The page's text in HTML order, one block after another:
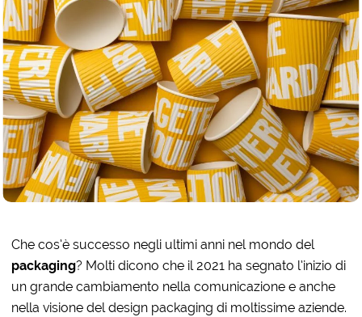
Che cos’è successo negli ultimi anni nel mondo del
packaging? Molti dicono che il 2021 ha segnato l’inizio di
un grande cambiamento nella comunicazione e anche
nella visione del design packaging di moltissime aziende.